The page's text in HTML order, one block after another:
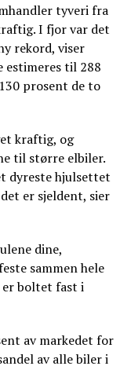
tyveri fra
I fjor var det
rekord, viser
estimeres til 288
prosent de to
kraftig, og
til større elbiler.
dyreste hjulsettet
er sjeldent, sier
dine,
sammen hele
boltet fast i
av markedet for
av alle biler i